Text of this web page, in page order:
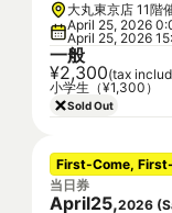
大丸東京店 11階
April 25, 2026
April 25, 2026
一般
¥2,300(tax
小学生（¥1,300）
Sold Out
First-Come,
当日券
April25,2026 (